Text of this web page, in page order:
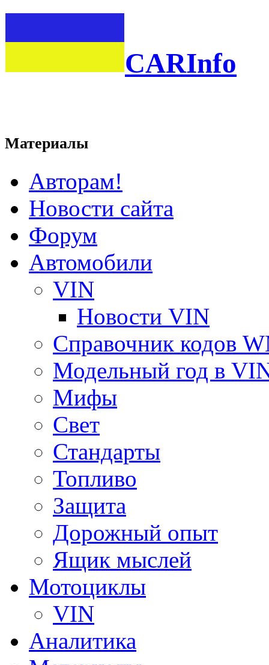
CARInfo
Материалы
Авторам!
Новости сайта
Форум
Автомобили
VIN
Новости VIN
Справочник кодов
Модельный год в
Мифы
Свет
Стандарты
Топливо
Защита
Дорожный опыт
Ящик мыслей
Мотоциклы
VIN
Аналитика